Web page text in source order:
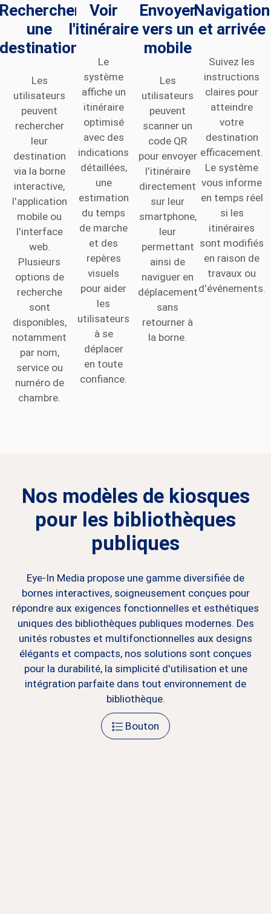
une
destination
Les
utilisateurs
peuvent
rechercher
leur
destination
via la borne
interactive,
l'application
mobile ou
l'interface
web.
Plusieurs
options de
recherche
sont
disponibles,
notamment
par nom,
service ou
numéro de
chambre.
Voir
l'itinéraire
Le
système
affiche un
itinéraire
optimisé
avec des
indications
détaillées,
une
estimation
du temps
de marche
et des
repères
visuels
pour aider
les
utilisateurs
à se
déplacer
en toute
confiance.
Envoyer
vers un
mobile
Les
utilisateurs
peuvent
scanner un
code QR
pour envoyer
l'itinéraire
directement
sur leur
smartphone,
leur
permettant
ainsi de
naviguer en
déplacement
sans
retourner à
la borne.
Navigation
et arrivée
Suivez les
instructions
claires pour
atteindre
votre
destination
efficacement.
Le système
vous informe
en temps réel
si les
itinéraires
sont modifiés
en raison de
travaux ou
d'événements.
Nos modèles de kiosques
pour les bibliothèques
publiques
Eye-In Media propose une gamme diversifiée de
bornes interactives, soigneusement conçues pour
répondre aux exigences fonctionnelles et esthétiques
uniques des bibliothèques publiques modernes. Des
unités robustes et multifonctionnelles aux designs
élégants et compacts, nos solutions sont conçues
pour la durabilité, la simplicité d'utilisation et une
intégration parfaite dans tout environnement de
bibliothèque.
Bouton